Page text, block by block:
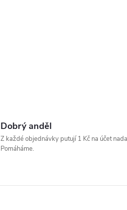
Dobrý anděl
Z každé objednávky putují 1 Kč na účet
Pomáháme.